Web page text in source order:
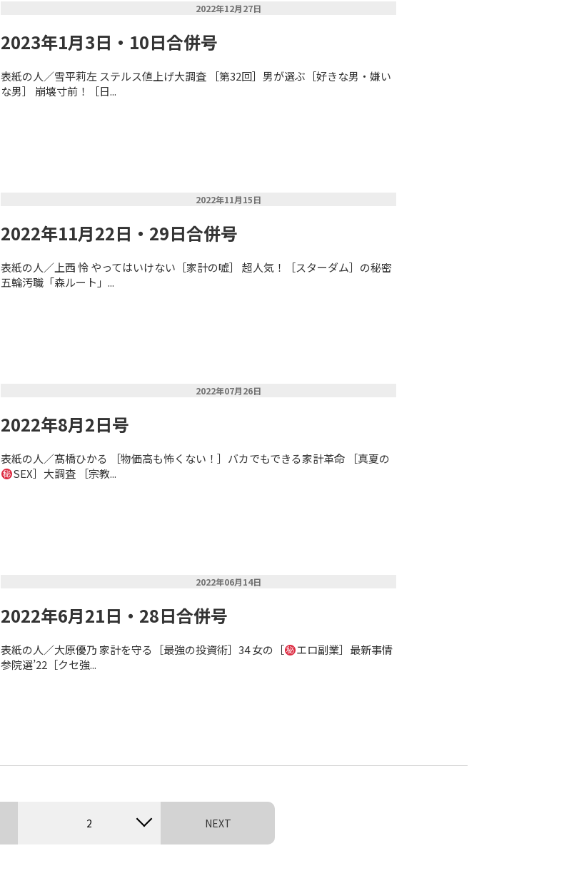
2022年12月27日
2023年1月3日・10日合併号
表紙の人／雪平莉左 ステルス値上げ大調査 ［第32回］男が選ぶ［好きな男・嫌い
な男］ 崩壊寸前！［日...
2022年11月15日
2022年11月22日・29日合併号
表紙の人／上西 怜 やってはいけない［家計の嘘］ 超人気！［スターダム］の秘密
五輪汚職「森ルート」...
2022年07月26日
2022年8月2日号
表紙の人／髙橋ひかる ［物価高も怖くない！］バカでもできる家計革命 ［真夏の
SEX］大調査 ［宗教...
2022年06月14日
2022年6月21日・28日合併号
表紙の人／大原優乃 家計を守る［最強の投資術］34 女の［
エロ副業］最新事情
参院選’22［クセ強...
2 NEXT